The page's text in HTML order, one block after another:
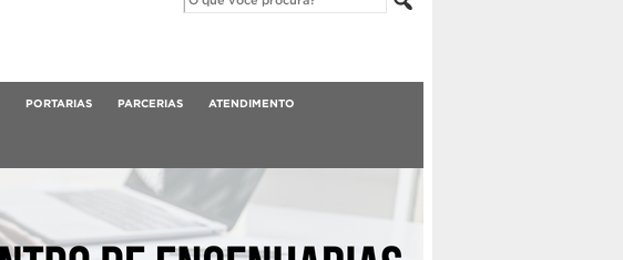
PORTARIAS PARCERIAS ATENDIMENTO